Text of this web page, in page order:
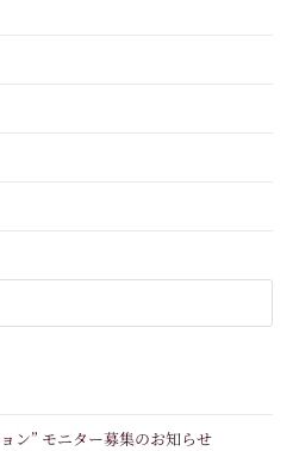
ン” モニター募集のお知らせ